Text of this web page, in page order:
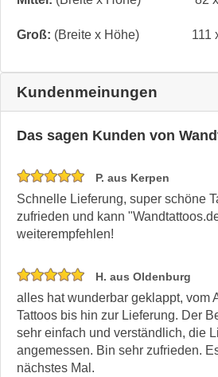
Groß: (Breite x Höhe) 111
Kundenmeinungen
Das sagen Kunden von
P. aus Kerpen
Schnelle Lieferung, super schöne
zufrieden und kann
weiterempfehlen!
H. aus Oldenburg
alles hat wunderbar geklappt, vom
Tattoos bis hin zur Lieferung. Der
sehr einfach und verständlich, die
angemessen. Bin sehr zufrieden.
nächstes Mal.